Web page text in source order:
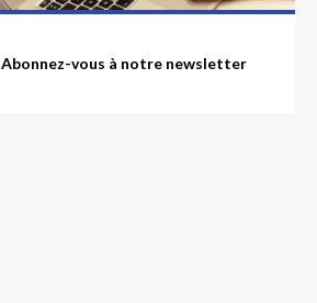
Abonnez-vous à notre newsletter